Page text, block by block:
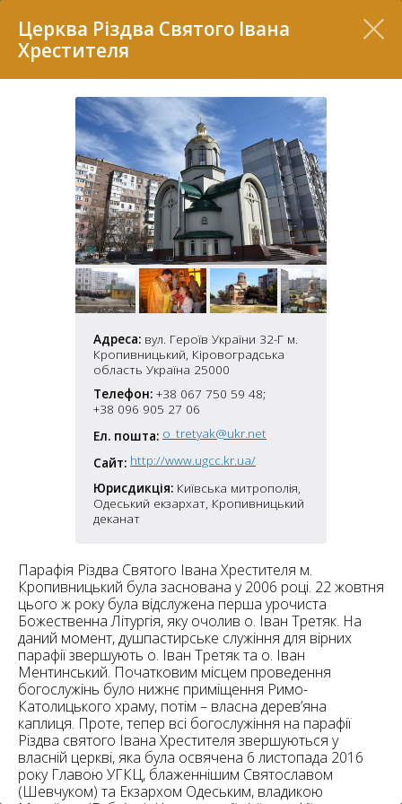
Церква Різдва Святого Івана
Хрестителя
Адреса: вул. Героїв України 32-Г м.
Кропивницький, Кіровоградська
область Україна 25000
Телефон: +38 067 750 59 48;
+38 096 905 27 06
Ел. пошта: o_tretyak@ukr.net
Сайт: http://www.ugcc.kr.ua/
Юрисдикція: Київська митрополія,
Одеський екзархат, Кропивницький
деканат
Парафія Різдва Святого Івана Хрестителя м.
Кропивницький була заснована у 2006 році. 22 жовтня
цього ж року була відслужена перша урочиста
Божественна Літургія, яку очолив о. Іван Третяк. На
даний момент, душпастирське служіння для вірних
парафії звершують о. Іван Третяк та о. Іван
Ментинський. Початковим місцем проведення
богослужінь було нижнє приміщення Римо-
Католицького храму, потім – власна дерев’яна
каплиця. Проте, тепер всі богослужіння на парафії
Різдва святого Івана Хрестителя звершуються у
власній церкві, яка була освячена 6 листопада 2016
року Главою УГКЦ, блаженнішим Святославом
(Шевчуком) та Екзархом Одеським, владикою
16
11
5
7
10
6
Перелік